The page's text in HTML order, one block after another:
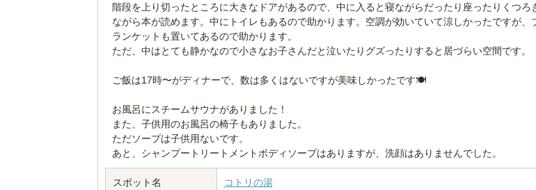
階段を上り切ったところに大きなドアがあるので、中に入ると寝ながらだったり座ったりくつろ
ながら本が読めます。中にトイレもあるので助かります。空調が効いていて涼しかったですが、
ランケットも置いてあるので助かります。
ただ、中はとても静かなので小さなお子さんだと泣いたりグズったりすると居づらい空間です。
ご飯は17時〜がディナーで、数は多くはないですが美味しかったです🍽️
お風呂にスチームサウナがありました！
また、子供用のお風呂の椅子もありました。
ただソープは子供用ないです。
あと、シャンプートリートメントボディソープはありますが、洗顔はありませんでした。
スポット名 コトリの湯